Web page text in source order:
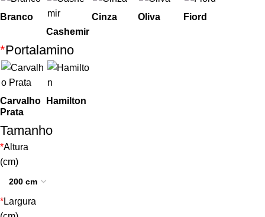
Branco
Cashemir
Cinza Oliva Fiord
*Portalamino
Carvalho
Prata
Hamilton
Tamanho
*Altura
(cm)
*Largura